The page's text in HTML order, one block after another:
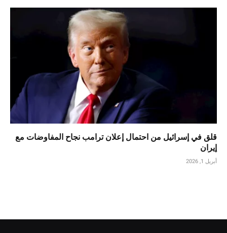
قلق في إسرائيل من احتمال إعلان ترامب نجاح المفاوضات مع
إيران
أبريل 1, 2026